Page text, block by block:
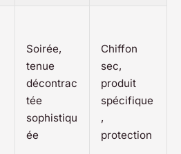
Soirée,
tenue
décontrac
tée
sophistiqu
ée
Chiffon
sec,
produit
spécifique
,
protection